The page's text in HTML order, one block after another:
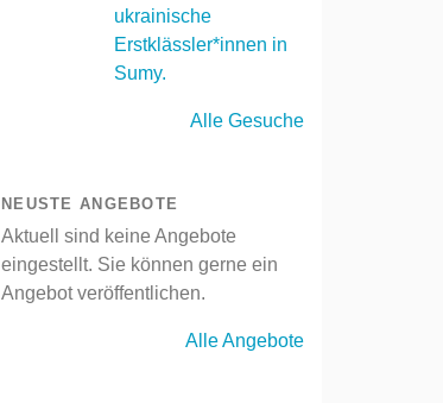
ukrainische
Erstklässler*innen in
Sumy.
Alle Gesuche
NEUSTE ANGEBOTE
Aktuell sind keine Angebote
eingestellt. Sie können gerne ein
Angebot veröffentlichen.
Alle Angebote